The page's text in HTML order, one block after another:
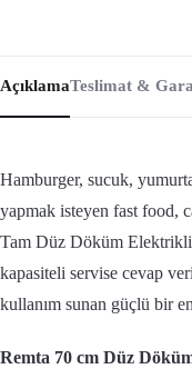
AçıklamaTeslimat &
Hamburger, sucuk,
yapmak isteyen fast food,
Tam Düz Döküm Elektrikli
kapasiteli servise cevap
kullanım sunan güçlü bir
Remta 70 cm Düz